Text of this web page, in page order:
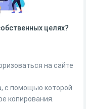
целях?
на сайте
с помощью которой
копирования.